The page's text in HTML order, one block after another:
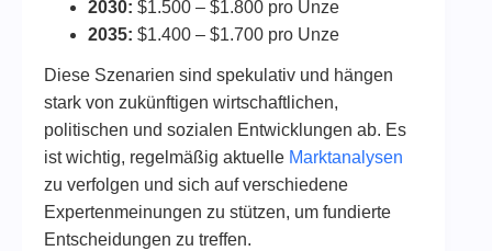
2030: $1.500 – $1.800 pro Unze
2035: $1.400 – $1.700 pro Unze
Diese Szenarien sind spekulativ und hängen
stark von zukünftigen wirtschaftlichen,
politischen und sozialen Entwicklungen ab. Es
ist wichtig, regelmäßig aktuelle Marktanalysen
zu verfolgen und sich auf verschiedene
Expertenmeinungen zu stützen, um fundierte
Entscheidungen zu treffen.